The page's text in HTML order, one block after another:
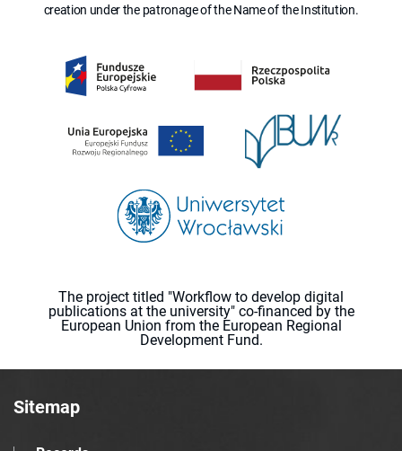
creation under the patronage of the Name of the Institution.
The project titled "Workflow to develop digital
publications at the university" co-financed by the
European Union from the European Regional
Development Fund.
Sitemap